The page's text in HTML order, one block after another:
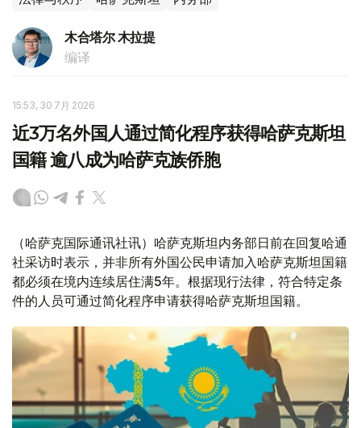
木合塔尔 木拉提
编译
15:53, 30 7月 2026
近3万名外国人通过简化程序获得哈萨克斯坦
国籍 逾八成为哈萨克族侨胞
（哈萨克国际通讯社讯）哈萨克斯坦内务部日前在回复哈通
社采访时表示，并非所有外国公民申请加入哈萨克斯坦国籍
都必须在境内连续居住满5年。根据现行法律，符合特定条
件的人员可通过简化程序申请获得哈萨克斯坦国籍。